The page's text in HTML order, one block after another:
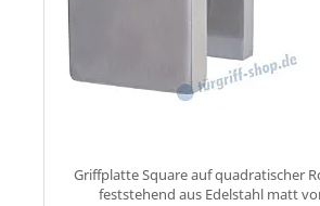
Griffplatte Square auf quadratischer
feststehend aus Edelstahl matt